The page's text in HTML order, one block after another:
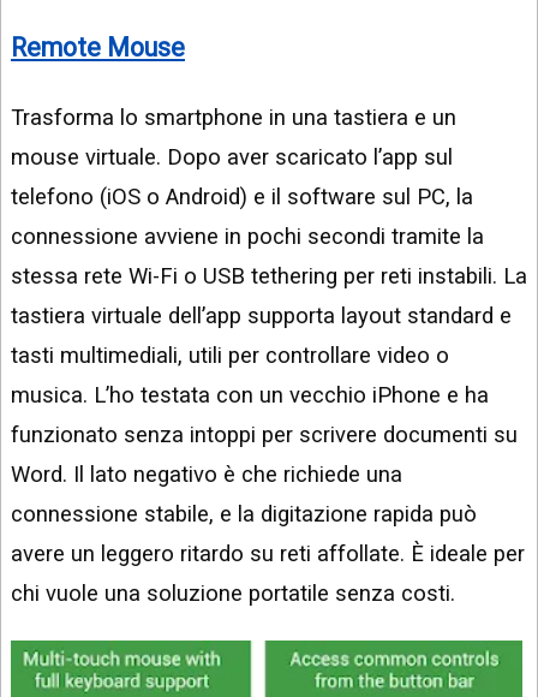
Remote Mouse
Trasforma lo smartphone in una tastiera e un
mouse virtuale. Dopo aver scaricato l’app sul
telefono (iOS o Android) e il software sul PC, la
connessione avviene in pochi secondi tramite la
stessa rete Wi-Fi o USB tethering per reti instabili. La
tastiera virtuale dell’app supporta layout standard e
tasti multimediali, utili per controllare video o
musica. L’ho testata con un vecchio iPhone e ha
funzionato senza intoppi per scrivere documenti su
Word. Il lato negativo è che richiede una
connessione stabile, e la digitazione rapida può
avere un leggero ritardo su reti affollate. È ideale per
chi vuole una soluzione portatile senza costi.